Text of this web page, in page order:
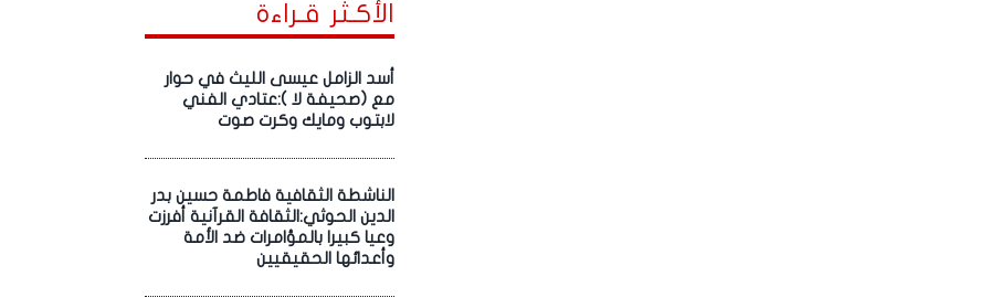
الأكـثر قـراءة
أسد الزامل عيسى الليث في حوار
مع (صحيفة لا ):عتادي الفني
لابتوب ومايك وكرت صوت
الناشطة الثقافية فاطمة حسين بدر
الدين الحوثي:الثقافة القرآنية أفرزت
وعيا كبيرا بالمؤامرات ضد الأمة
وأعدائها الحقيقيين